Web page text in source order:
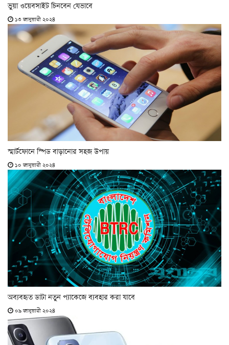
ভুয়া ওয়েবসাইট চিনবেন যেভাবে
১৩ জানুয়ারী ২০২৪
স্মার্টফোনে স্পিড বাড়ানোর সহজ উপায়
১০ জানুয়ারী ২০২৪
অব্যবহৃত ডাটা নতুন প্যাকেজে ব্যবহার করা যাবে
০৯ জানুয়ারী ২০২৪